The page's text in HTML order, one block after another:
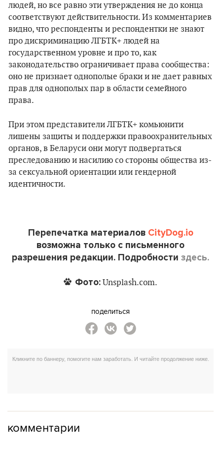
людей, но все равно эти утверждения не до конца
соответствуют действительности. Из комментариев
видно, что респонденты и респондентки не знают
про дискриминацию ЛГБТК+ людей на
государственном уровне и про то, как
законодательство ограничивает права сообщества:
оно не признает однополые браки и не дает равных
прав для однополых пар в области семейного
права.
При этом представители ЛГБТК+ комьюнити
лишены защиты и поддержки правоохранительных
органов, в Беларуси они могут подвергаться
преследованию и насилию со стороны общества из-
за сексуальной ориентации или гендерной
идентичности.
Перепечатка материалов CityDog.io
возможна только с письменного
разрешения редакции. Подробности здесь.
Фото: Unsplash.com.
поделиться
комментарии